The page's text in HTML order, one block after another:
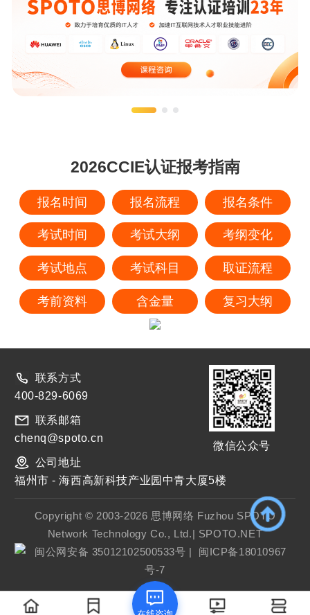
2026CCIE认证报考指南
报名时间 报名流程 报名条件
考试时间 考试大纲 考纲变化
考试地点 考试科目 取证流程
考前资料 含金量 复习大纲
联系方式
400-829-6069
联系邮箱
chenq@spoto.cn
公司地址
微信公众号
福州市 - 海西高新科技产业园中青大厦5楼
Copyright © 2003-2026 思博网络 Fuzhou SPOTO
Network Technology Co., Ltd.| SPOTO.NET
闽公网安备 35012102500533号 | 闽ICP备18010967
号-7